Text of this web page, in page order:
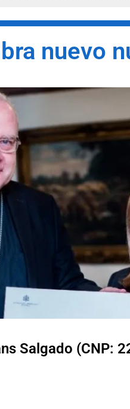
nuevo
Salgado (CNP: